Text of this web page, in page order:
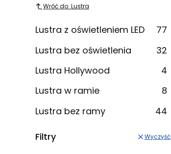
Wróć do: Lustra
Lustra z oświetleniem LED
77
Lustra bez oświetlenia
32
Lustra Hollywood
4
Lustra w ramie
8
Lustra bez ramy
44
Filtry Wyczyść